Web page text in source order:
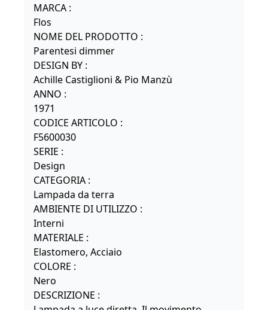
MARCA :
Flos
NOME DEL PRODOTTO :
Parentesi dimmer
DESIGN BY :
Achille Castiglioni & Pio Manzù
ANNO :
1971
CODICE ARTICOLO :
F5600030
SERIE :
Design
CATEGORIA :
Lampada da terra
AMBIENTE DI UTILIZZO :
Interni
MATERIALE :
Elastomero, Acciaio
COLORE :
Nero
DESCRIZIONE :